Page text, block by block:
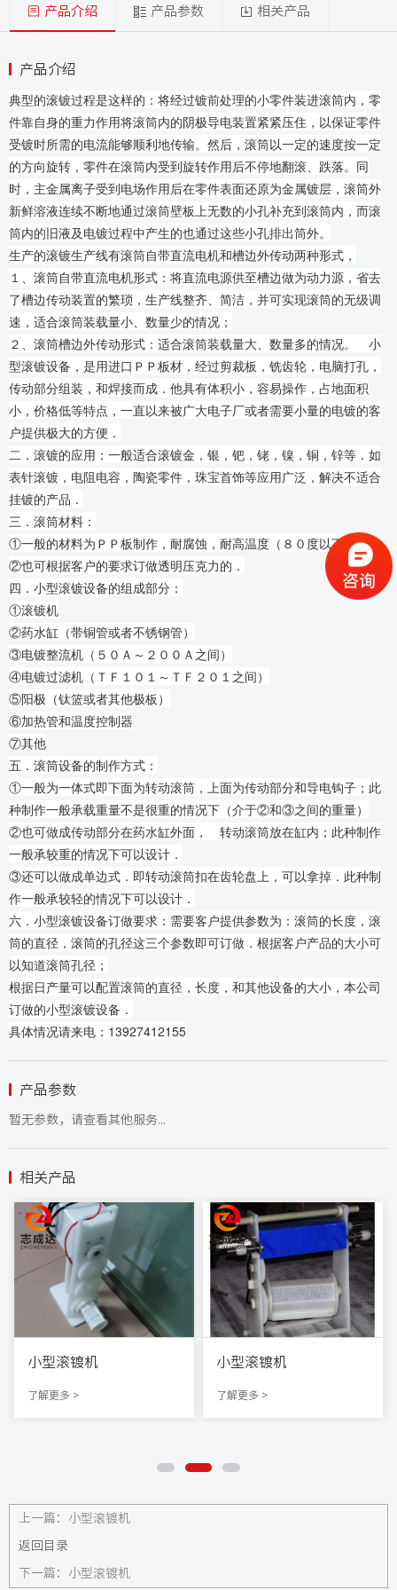
产品介绍 产品参数 相关产品
产品介绍
典型的滚镀过程是这样的：将经过镀前处理的小零件装进滚筒内，零
件靠自身的重力作用将滚筒内的阴极导电装置紧紧压住，以保证零件
受镀时所需的电流能够顺利地传输。然后，滚筒以一定的速度按一定
的方向旋转，零件在滚筒内受到旋转作用后不停地翻滚、跌落。同
时，主金属离子受到电场作用后在零件表面还原为金属镀层，滚筒外
新鲜溶液连续不断地通过滚筒壁板上无数的小孔补充到滚筒内，而滚
筒内的旧液及电镀过程中产生的也通过这些小孔排出筒外。
生产的滚镀生产线有滚筒自带直流电机和槽边外传动两种形式，
１、滚筒自带直流电机形式：将直流电源供至槽边做为动力源，省去
了槽边传动装置的繁琐，生产线整齐、简洁，并可实现滚筒的无级调
速，适合滚筒装载量小、数量少的情况；
２、滚筒槽边外传动形式：适合滚筒装载量大、数量多的情况。 小
型滚镀设备，是用进口ＰＰ板材，经过剪裁板，铣齿轮，电脑打孔，
传动部分组装，和焊接而成．他具有体积小，容易操作，占地面积
小，价格低等特点，一直以来被广大电子厂或者需要小量的电镀的客
户提供极大的方便．
二．滚镀的应用：一般适合滚镀金，银，钯，铑，镍，铜，锌等．如
表针滚镀，电阻电容，陶瓷零件，珠宝首饰等应用广泛，解决不适合
挂镀的产品．
三．滚筒材料：
①一般的材料为ＰＰ板制作，耐腐蚀，耐高温度（８０度以下）．
②也可根据客户的要求订做透明压克力的．
四．小型滚镀设备的组成部分：
①滚镀机
②药水缸（带铜管或者不锈钢管）
③电镀整流机（５０Ａ～２００Ａ之间）
④电镀过滤机（ＴＦ１０１～ＴＦ２０１之间）
⑤阳极（钛篮或者其他极板）
⑥加热管和温度控制器
⑦其他
五．滚筒设备的制作方式：
①一般为一体式即下面为转动滚筒，上面为传动部分和导电钩子；此
种制作一般承载重量不是很重的情况下（介于②和③之间的重量）
②也可做成传动部分在药水缸外面， 转动滚筒放在缸内；此种制作
一般承较重的情况下可以设计．
③还可以做成单边式．即转动滚筒扣在齿轮盘上，可以拿掉．此种制
作一般承较轻的情况下可以设计．
六．小型滚镀设备订做要求：需要客户提供参数为：滚筒的长度，滚
筒的直径，滚筒的孔径这三个参数即可订做．根据客户产品的大小可
以知道滚筒孔径；
根据日产量可以配置滚筒的直径，长度，和其他设备的大小，本公司
订做的小型滚镀设备．
具体情况请来电：13927412155
产品参数
暂无参数，请查看其他服务...
相关产品
小型滚镀机
了解更多 >
小型滚镀机
了解更多 >
上一篇： 小型滚镀机
返回目录
下一篇： 小型滚镀机